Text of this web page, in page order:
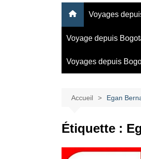
Voyages
Voyage depuis
Voyages depuis
Accueil Egan
Étiquette :